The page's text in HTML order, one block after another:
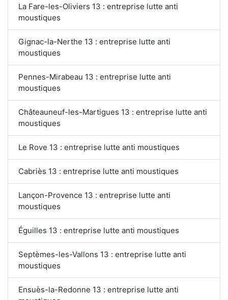
La Fare-les-Oliviers 13 : entreprise lutte anti
moustiques
Gignac-la-Nerthe 13 : entreprise lutte anti
moustiques
Pennes-Mirabeau 13 : entreprise lutte anti
moustiques
Châteauneuf-les-Martigues 13 : entreprise lutte anti
moustiques
Le Rove 13 : entreprise lutte anti moustiques
Cabriès 13 : entreprise lutte anti moustiques
Lançon-Provence 13 : entreprise lutte anti
moustiques
Éguilles 13 : entreprise lutte anti moustiques
Septèmes-les-Vallons 13 : entreprise lutte anti
moustiques
Ensuès-la-Redonne 13 : entreprise lutte anti